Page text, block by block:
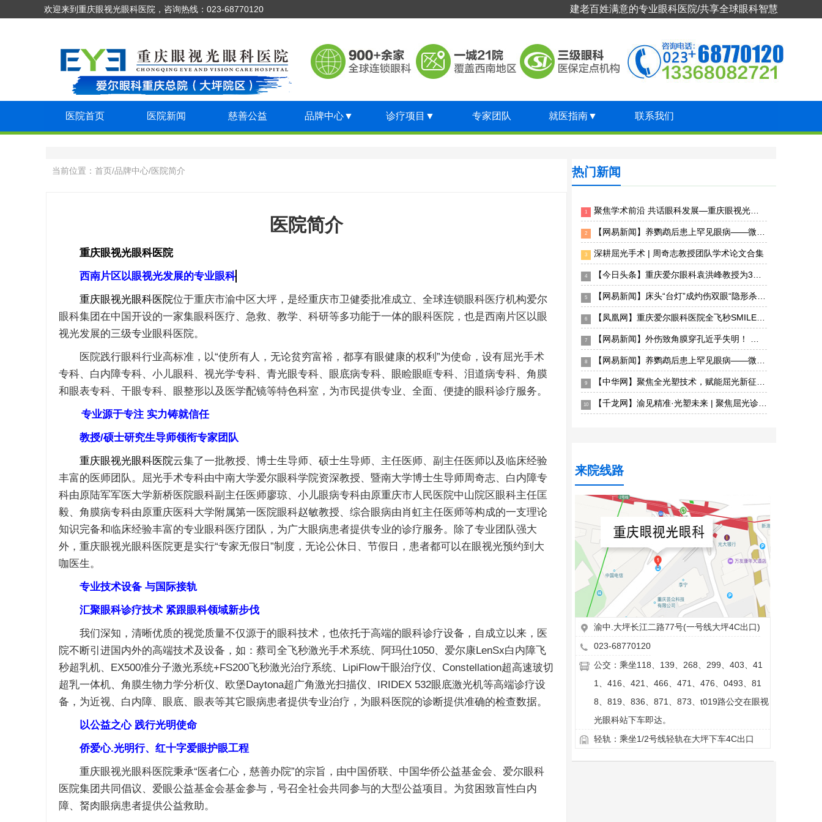
欢迎来到重庆眼视光眼科医院，咨询热线：023-68770120 建老百姓满意的专业眼科医院/共享全球眼科智慧
医院首页 医院新闻 慈善公益 品牌中心▼ 诊疗项目 ▼ 专家团队 就医指南▼ 联系我们
当前位置： 首页/品牌中心/医院简介
医院简介
重庆眼视光眼科医院
西南片区以眼视光发展的专业眼科
重庆眼视光眼科医院位于重庆市渝中区大坪，是经重庆市卫健委批准成立、全球连锁眼科医疗机构爱尔
眼科集团在中国开设的一家集眼科医疗、急救、教学、科研等多功能于一体的眼科医院，也是西南片区以眼
视光发展的三级专业眼科医院。
医院践行眼科行业高标准，以“使所有人，无论贫穷富裕，都享有眼健康的权利”为使命，设有屈光手术
专科、白内障专科、小儿眼科、视光学专科、青光眼专科、眼底病专科、眼睑眼眶专科、泪道病专科、角膜
和眼表专科、干眼专科、眼整形以及医学配镜等特色科室，为市民提供专业、全面、便捷的眼科诊疗服务。
专业源于专注 实力铸就信任
教授/硕士研究生导师领衔专家团队
重庆眼视光眼科医院云集了一批教授、博士生导师、硕士生导师、主任医师、副主任医师以及临床经验
丰富的医师团队。屈光手术专科由中南大学爱尔眼科学院资深教授、暨南大学博士生导师周奇志、白内障专
科由原陆军军医大学新桥医院眼科副主任医师廖琼、小儿眼病专科由原重庆市人民医院中山院区眼科主任匡
毅、角膜病专科由原重庆医科大学附属第一医院眼科赵敏教授、综合眼病由肖虹主任医师等构成的一支理论
知识完备和临床经验丰富的专业眼科医疗团队，为广大眼病患者提供专业的诊疗服务。除了专业团队强大
外，重庆眼视光眼科医院更是实行“专家无假日”制度，无论公休日、节假日，患者都可以在眼视光预约到大
咖医生。
专业技术设备 与国际接轨
汇聚眼科诊疗技术 紧跟眼科领域新步伐
我们深知，清晰优质的视觉质量不仅源于的眼科技术，也依托于高端的眼科诊疗设备，自成立以来，医
院不断引进国内外的高端技术及设备，如：蔡司全飞秒激光手术系统、阿玛仕1050、爱尔康LenSx白内障飞
秒超乳机、EX500准分子激光系统+FS200飞秒激光治疗系统、LipiFlow干眼治疗仪、Constellation超高速玻切
超乳一体机、角膜生物力学分析仪、欧堡Daytona超广角激光扫描仪、IRIDEX 532眼底激光机等高端诊疗设
备，为近视、白内障、眼底、眼表等其它眼病患者提供专业治疗，为眼科医院的诊断提供准确的检查数据。
以公益之心 践行光明使命
侨爱心.光明行、红十字爱眼护眼工程
重庆眼视光眼科医院秉承“医者仁心，慈善办院”的宗旨，由中国侨联、中国华侨公益基金会、爱尔眼科
医院集团共同倡议、爱眼公益基金会基金参与，号召全社会共同参与的大型公益项目。为贫困致盲性白内
障、胬肉眼病患者提供公益救助。
热门新闻
1 聚焦学术前沿 共话眼科发展—重庆眼视光眼科医院专家团受邀出席2026年第十届临床眼科大会
2 【网易新闻】养鹦鹉后患上罕见眼病——微孢子虫急性浅层角结膜炎 重庆眼视光眼科医院精准揪出“元凶”
3 深耕屈光手术 | 周奇志教授团队学术论文合集
4 【今日头条】重庆爱尔眼科袁洪峰教授为3岁患儿实施西藏首例儿童眼眶恶性肿瘤手术成功“保命”
5 【网易新闻】床头“台灯”成灼伤双眼“隐形杀手”——重庆眼视光眼科医院深夜接诊电光性眼炎患者
6 【凤凰网】重庆爱尔眼科医院全飞秒SMILE pro散光矫正增强版上线，智能化散光矫正更精准
7 【网易新闻】外伤致角膜穿孔近乎失明！ 重庆眼视光眼科医院紧急角膜移植成功保眼球获光明
8 【网易新闻】养鹦鹉后患上罕见眼病——微孢子虫急性浅层角结膜炎 重庆眼视光眼科医院精准揪出“元凶”
9 【中华网】聚焦全光塑技术，赋能屈光新征程——全光塑屈光手术初阶培训班重庆站圆满落幕
10 【千龙网】渝见精准·光塑未来 | 聚焦屈光诊疗新发展，2026重庆屈光手术学术研讨会圆满落幕
来院线路
渝中.大坪长江二路77号(一号线大坪4C出口)
023-68770120
公交：乘坐118、139、268、299、403、41
1、416、421、466、471、476、0493、81
8、819、836、871、873、t019路公交在眼视
光眼科站下车即达。
轻轨：乘坐1/2号线轻轨在大坪下车4C出口